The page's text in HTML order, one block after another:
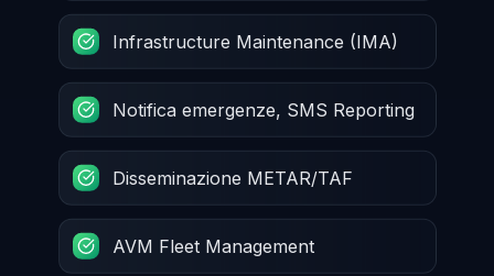
Infrastructure Maintenance (IMA)
Notifica emergenze, SMS Reporting
Disseminazione METAR/TAF
AVM Fleet Management